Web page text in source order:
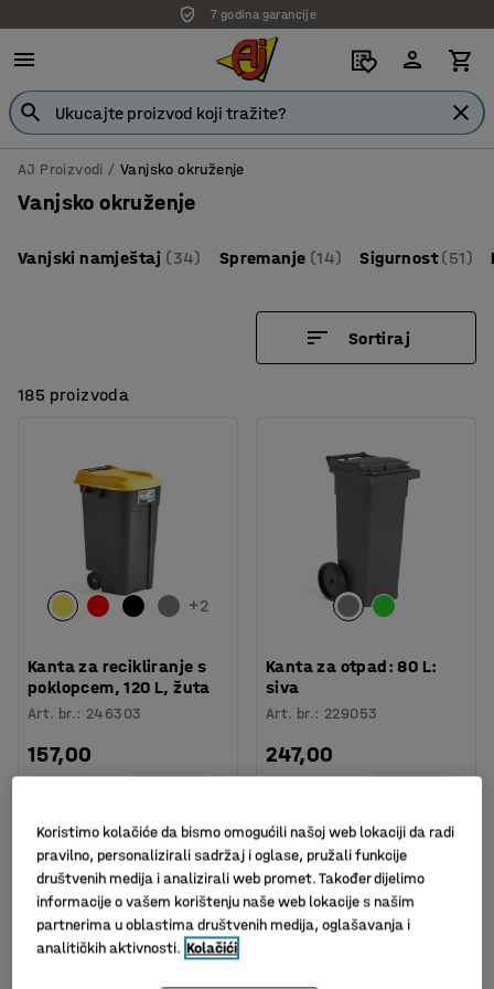
7 godina garancije
AJ Proizvodi Vanjsko okruženje
Vanjsko okruženje
Vanjski namještaj (34) Spremanje (14) Sigurnost(51)
Sortiraj
185 proizvoda
+2
Kanta za recikliranje s
poklopcem, 120 L, žuta
Art. br.: 246303
157,00
Kanta za otpad: 80 L:
siva
Art. br.: 229053
247,00
Koristimo kolačiće da bismo omogućili našoj web lokaciji da radi
pravilno, personalizirali sadržaj i oglase, pružali funkcije
društvenih medija i analizirali web promet. Također dijelimo
informacije o vašem korištenju naše web lokacije s našim
partnerima u oblastima društvenih medija, oglašavanja i
analitičkih aktivnosti. Kolačići